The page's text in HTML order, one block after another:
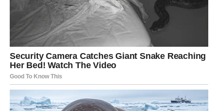
Sve kroz šta ste prošli nije bilo uzalud.
Svaka prepreka, svaki težak trenutak i svako razočaranje
pripremali su vas za ono što sada dolazi.
A ono što dolazi moglo bi vam donijeti više sreće nego
što trenutno možete zamisliti.